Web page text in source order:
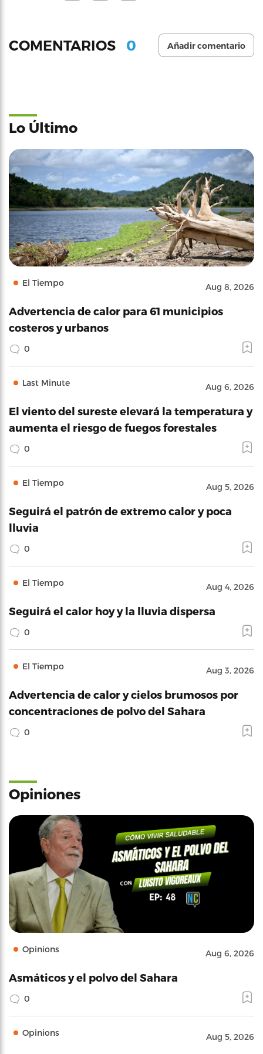
COMENTARIOS 0 Añadir comentario
Lo Último
El Tiempo Aug 8, 2026
Advertencia de calor para 61 municipios
costeros y urbanos
0
Last Minute Aug 6, 2026
El viento del sureste elevará la temperatura y
aumenta el riesgo de fuegos forestales
0
El Tiempo Aug 5, 2026
Seguirá el patrón de extremo calor y poca
lluvia
0
El Tiempo Aug 4, 2026
Seguirá el calor hoy y la lluvia dispersa
0
El Tiempo Aug 3, 2026
Advertencia de calor y cielos brumosos por
concentraciones de polvo del Sahara
0
Opiniones
Opinions Aug 6, 2026
Asmáticos y el polvo del Sahara
0
Opinions Aug 5, 2026